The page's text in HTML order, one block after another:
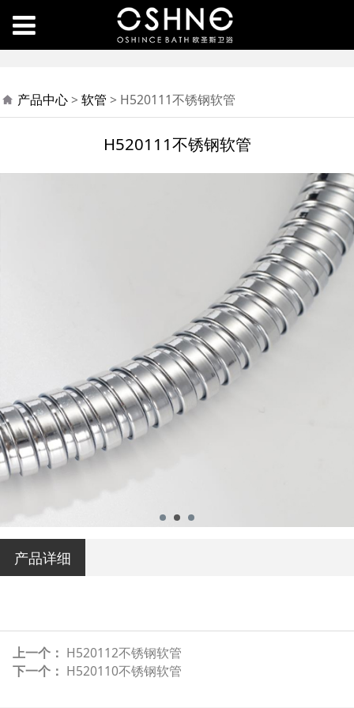
H520111不锈钢软管
产品中心> 软管 > H520111不锈钢软管
H520111不锈钢软管
产品详细
上一个： H520112不锈钢软管
下一个： H520110不锈钢软管